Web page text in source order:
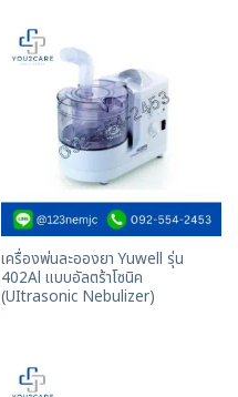
เครื่องพ่นละอองยา Yuwell รุ่น
402Al แบบอัลตร้าโซนิค
(UItrasonic Nebulizer)